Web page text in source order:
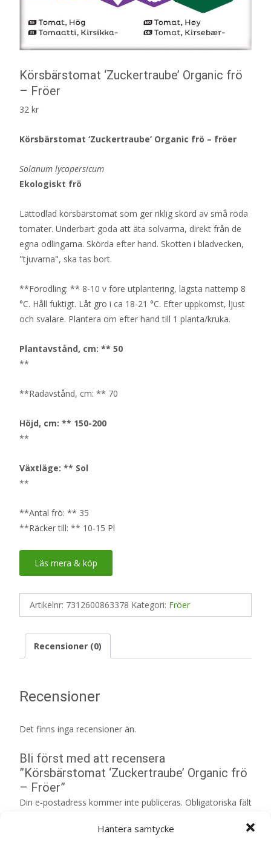
Hantera samtycke
Körsbärstomat ‘Zuckertraube’ Organic frö
– Fröer
32 kr
Körsbärstomat ‘Zuckertraube’ Organic frö – fröer
Solanum lycopersicum
Ekologiskt frö
Lättodlad körsbärstomat som ger riklig skörd av små röda
tomater. Underbart goda att äta solvarma, direkt från de
egna odlingarna. Skörda efter hand. Skotten i bladvecken,
"tjuvarna", ska tas bort.
**Förodling: ** 8-10 v före utplantering, lägsta nattemp 8
°C. Håll fuktigt. Låt gro i ca 18-21 °C. Efter uppkomst, ljust
och svalare. Plantera om efter hand till 1 planta/kruka.
Plantavstånd, cm: ** 50
**
**Radavstånd, cm: ** 70
Höjd, cm: ** 150-200
**
Växtläge: ** Sol
**
**Antal frö: ** 35
**Räcker till: ** 10-15 Pl
Läs mera & köp
Artikelnr: 7312600863378 Kategori: Fröer
Recensioner (0)
Recensioner
Det finns inga recensioner än.
Bli först med att recensera
”Körsbärstomat ‘Zuckertraube’ Organic frö
– Fröer”
Din e-postadress kommer inte publiceras. Obligatoriska fält